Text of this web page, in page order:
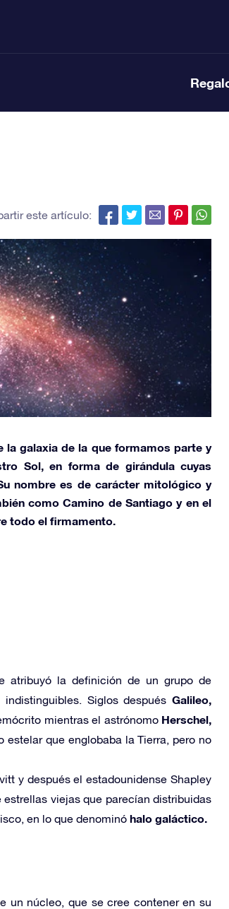
este artículo:
galaxia de la que formamos parte y
Sol, en forma de girándula cuyas
nombre es de carácter mitológico y
comoCamino de Santiago y en el
todo el firmamento.
atribuyó la definición de un grupo de
Siglos después Galileo,
mientras el astrónomo Herschel,
que englobaba la Tierra, pero no
y después el estadounidense Shapley
viejas que parecían distribuidas
en lo que denominó halo galáctico.
un núcleo, que se cree contener en su